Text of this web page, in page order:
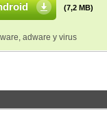
(7,2 MB)
adware y virus